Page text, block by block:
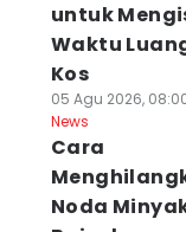
untuk
Waktu
Kos
05 Agu 2026,
News
Cara
Noda